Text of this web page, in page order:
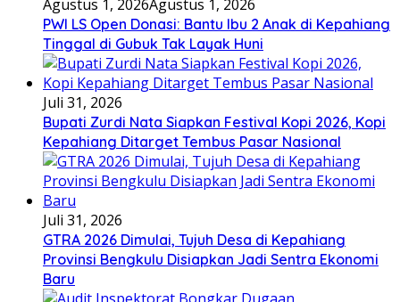
Agustus 1, 2026Agustus 1, 2026
PWI LS Open Donasi: Bantu Ibu 2 Anak di Kepahiang
Tinggal di Gubuk Tak Layak Huni
Juli 31, 2026
Bupati Zurdi Nata Siapkan Festival Kopi 2026, Kopi
Kepahiang Ditarget Tembus Pasar Nasional
Juli 31, 2026
GTRA 2026 Dimulai, Tujuh Desa di Kepahiang
Provinsi Bengkulu Disiapkan Jadi Sentra Ekonomi
Baru